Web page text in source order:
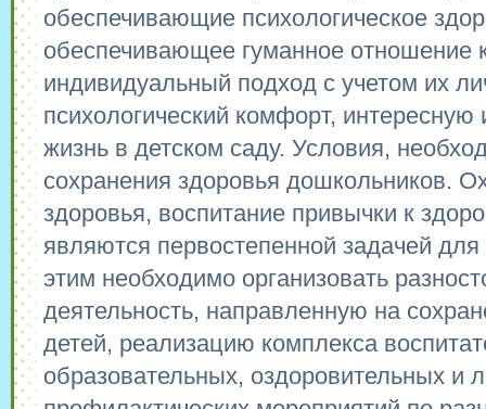
обеспечивающие психологическое
обеспечивающее гуманное отношение
индивидуальный подход с учетом их
психологический комфорт,
жизнь в детском саду. Условия,
сохранения здоровья дошкольников.
здоровья, воспитание привычки к
являются первостепенной задачей для
этим необходимо организовать
деятельность, направленную на
детей, реализацию комплекса
образовательных, оздоровительных и